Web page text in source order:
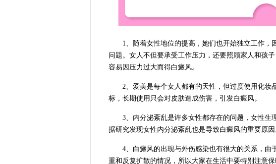
1、随着女性地位的提高，她们也开始独立工作，
问题。女人不但要承受工作压力，还要照顾家人和孩
容易因压力过大而得白癜风。
2、爱美是每个女人都有的天性，但过度使用化妆
标，长期使用只会对皮肤造成伤害，引发白癜风。
3、内分泌紊乱是许多女性都存在的问题，女性生
据研究发现女性内分泌紊乱也是导致白癜风的重要原因
4、白癜风的出现与外伤感染也有很大的关系，由
重和反复扩散的情况，所以大家在生活中要特别注意保